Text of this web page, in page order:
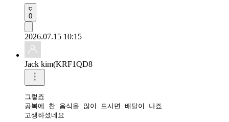
0
2026.07.15 10:15
Jack kim(KRF1QD8
그렇죠
공복에 찬 음식을 많이 드시면 배탈이 나죠
고생하셨네요